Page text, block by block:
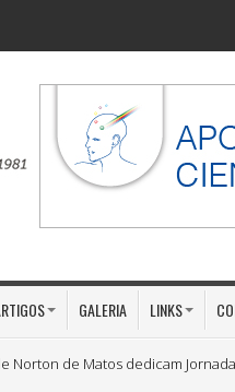
GALERIA LINKS
de Matos dedicam